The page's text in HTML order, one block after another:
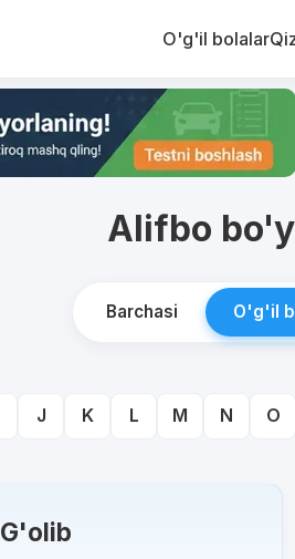
O'g'il bolalar
Alifbo
Barchasi O'g'il
J K L M N O
G'olib